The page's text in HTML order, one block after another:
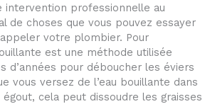
intervention professionnelle au
de choses que vous pouvez essayer
votre plombier. Pour
est une méthode utilisée
d’années pour déboucher les éviers
vous versez de l’eau bouillante dans
cela peut dissoudre les graisses